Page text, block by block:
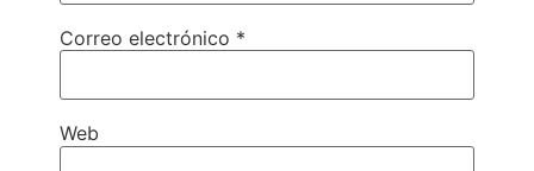
Correo electrónico *
Web